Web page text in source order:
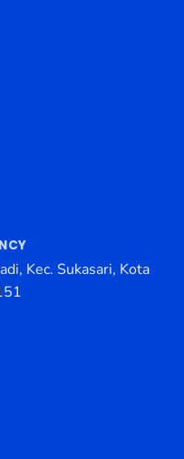
Kec. Sukasari, Kota